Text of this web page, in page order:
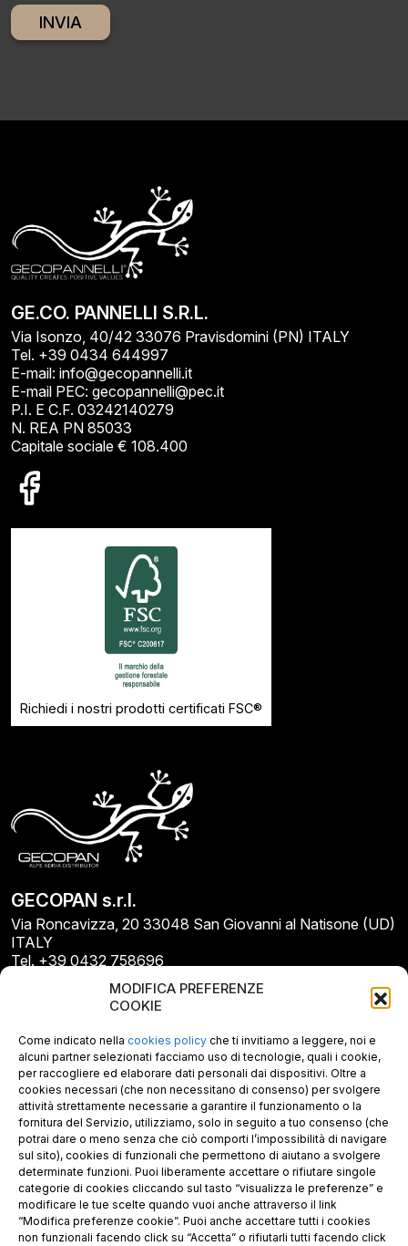
MODIFICA PREFERENZE
COOKIE
Come indicato nella cookies policy che ti invitiamo a leggere, noi e
alcuni partner selezionati facciamo uso di tecnologie, quali i cookie,
per raccogliere ed elaborare dati personali dai dispositivi. Oltre a
cookies necessari (che non necessitano di consenso) per svolgere
attività strettamente necessarie a garantire il funzionamento o la
fornitura del Servizio, utilizziamo, solo in seguito a tuo consenso (che
potrai dare o meno senza che ciò comporti l’impossibilità di navigare
sul sito), cookies di funzionali che permettono di aiutano a svolgere
determinate funzioni. Puoi liberamente accettare o rifiutare singole
categorie di cookies cliccando sul tasto “visualizza le preferenze” e
modificare le tue scelte quando vuoi anche attraverso il link
“Modifica preferenze cookie”. Puoi anche accettare tutti i cookies
non funzionali facendo click su “Accetta” o rifiutarli tutti facendo click
GE.CO. PANNELLI S.R.L.
Via Isonzo, 40/42 33076 Pravisdomini (PN) ITALY
Tel. +39 0434 644997
E-mail: info@gecopannelli.it
E-mail PEC: gecopannelli@pec.it
P.I. E C.F. 03242140279
N. REA PN 85033
Capitale sociale € 108.400
Richiedi i nostri prodotti certificati FSC®
GECOPAN s.r.l.
Via Roncavizza, 20 33048 San Giovanni al Natisone (UD)
ITALY
Tel. +39 0432 758696
E-mail: info@gecopan.it
E-mail PEC: gecopan@pec.it
P.I. E C.F. 02487660306
N. REA UD 264834
Capitale sociale € 30.000